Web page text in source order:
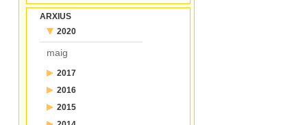
ARXIUS
2020
maig
2017
juliol2016
desembre
2015